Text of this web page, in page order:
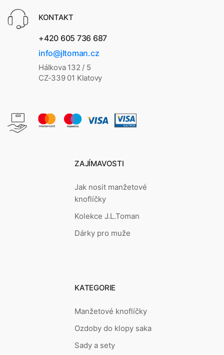
KONTAKT
+420 605 736 687
info@jltoman.cz
Hálkova 132 / 5
CZ-339 01 Klatovy
ZAJÍMAVOSTI
Jak nosit manžetové
knoflíčky
Kolekce J.L.Toman
Dárky pro muže
KATEGORIE
Manžetové knoflíčky
Ozdoby do klopy saka
Sady a sety